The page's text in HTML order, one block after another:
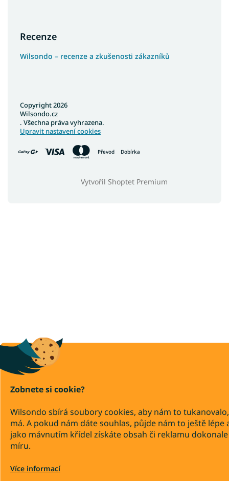
Zobnete si cookie?
Wilsondo sbírá soubory cookies, aby nám to
má. A pokud nám dáte souhlas, půjde nám to ještě lépe
jako mávnutím křídel získáte obsah či reklamu
míru.
Více informací
Recenze
Wilsondo – recenze a zkušenosti zákazníků
Převod Dobírka
Vytvořil Shoptet Premium
Copyright 2026
Wilsondo.cz
. Všechna práva vyhrazena.
Upravit nastavení cookies